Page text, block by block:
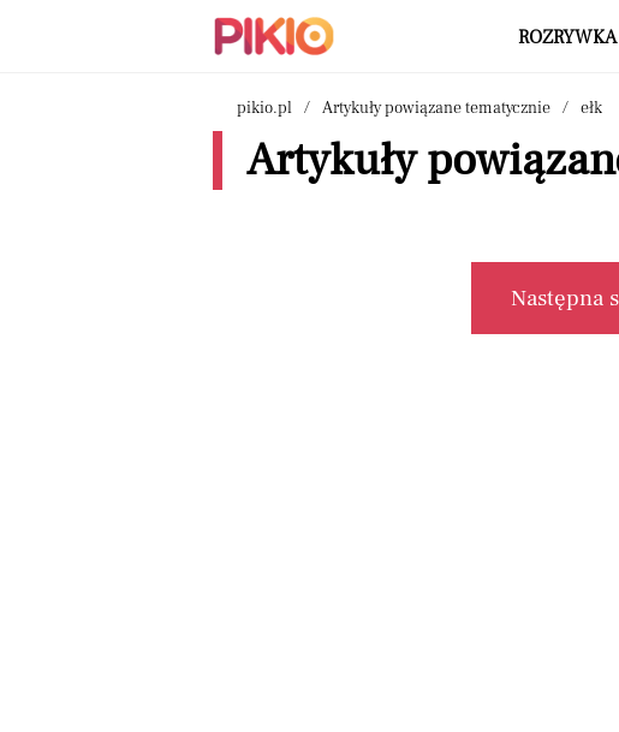
ROZRYWKA
pikio.pl Artykuły powiązane tematycznie ełk
Artykuły
Następna